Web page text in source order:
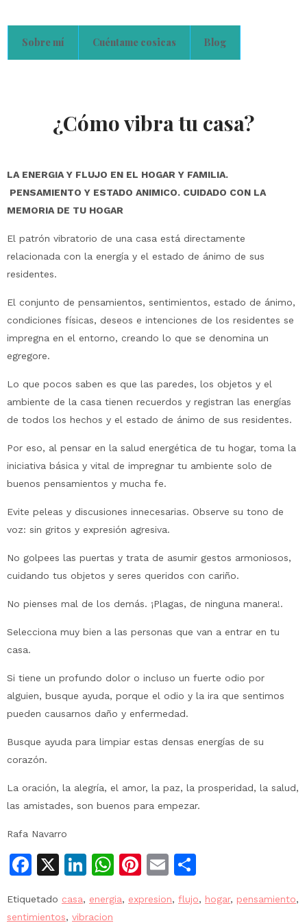
Sobre mí Cuéntame cosicas Blog
¿Cómo vibra tu casa?
LA ENERGIA Y FLUJO EN EL HOGAR Y FAMILIA.
PENSAMIENTO Y ESTADO ANIMICO. CUIDADO CON LA
MEMORIA DE TU HOGAR
El patrón vibratorio de una casa está directamente
relacionada con la energía y el estado de ánimo de sus
residentes.
El conjunto de pensamientos, sentimientos, estado de ánimo,
condiciones físicas, deseos e intenciones de los residentes se
impregna en el entorno, creando lo que se denomina un
egregore.
Lo que pocos saben es que las paredes, los objetos y el
ambiente de la casa tienen recuerdos y registran las energías
de todos los hechos y el estado de ánimo de sus residentes.
Por eso, al pensar en la salud energética de tu hogar, toma la
iniciativa básica y vital de impregnar tu ambiente solo de
buenos pensamientos y mucha fe.
Evite peleas y discusiones innecesarias. Observe su tono de
voz: sin gritos y expresión agresiva.
No golpees las puertas y trata de asumir gestos armoniosos,
cuidando tus objetos y seres queridos con cariño.
No pienses mal de los demás. ¡Plagas, de ninguna manera!.
Selecciona muy bien a las personas que van a entrar en tu
casa.
Si tiene un profundo dolor o incluso un fuerte odio por
alguien, busque ayuda, porque el odio y la ira que sentimos
pueden causarnos daño y enfermedad.
Busque ayuda para limpiar estas densas energías de su
corazón.
La oración, la alegría, el amor, la paz, la prosperidad, la salud,
las amistades, son buenos para empezar.
Rafa Navarro
Facebook
X LinkedIn
WhatsApp
Pinterest
Email
Etiquetado casa, energia, expresion, flujo, hogar, pensamiento,
sentimientos, vibracion